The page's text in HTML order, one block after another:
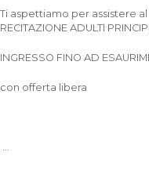
Ti aspettiamo per assistere al
RECITAZIONE ADULTI
INGRESSO FINO AD
con offerta libera
...